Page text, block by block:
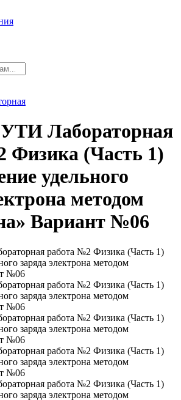
Лабораторная
Физика (Часть 1)
удельного
методом
Вариант №06